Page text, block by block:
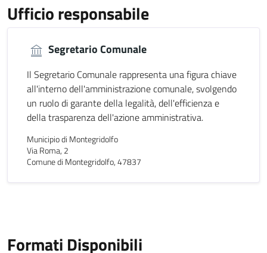
Ufficio responsabile
Segretario Comunale
Il Segretario Comunale rappresenta una figura chiave
all'interno dell'amministrazione comunale, svolgendo
un ruolo di garante della legalità, dell'efficienza e
della trasparenza dell'azione amministrativa.
Municipio di Montegridolfo
Via Roma, 2
Comune di Montegridolfo, 47837
Formati Disponibili